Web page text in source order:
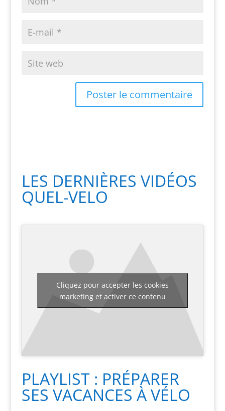
LES DERNIÈRES VIDÉOS
QUEL-VELO
Cliquez pour accepter les cookies
marketing et activer ce contenu
PLAYLIST : PRÉPARER
SES VACANCES À VÉLO